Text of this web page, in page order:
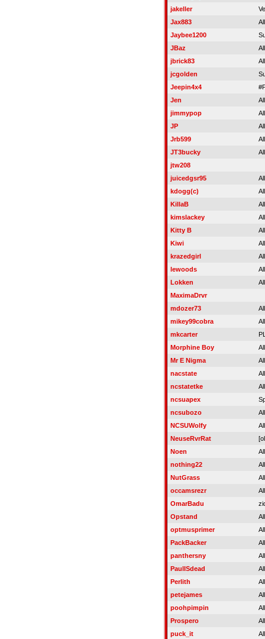
jakeller
Jax883
Jaybee1200
JBaz
jbrick83
jcgolden
Jeepin4x4
Jen
jimmypop
JP
Jrb599
JT3bucky
jtw208
juicedgsr95
kdogg(c)
KillaB
kimslackey
Kitty B
Kiwi
krazedgirl
lewoods
Lokken
MaximaDrvr
mdozer73
mikey99cobra
mkcarter
Morphine Boy
Mr E Nigma
nacstate
ncstatetke
ncsuapex
ncsubozo
NCSUWolfy
NeuseRvrRat
Noen
nothing22
NutGrass
occamsrezr
OmarBadu
Opstand
optmusprimer
PackBacker
panthersny
PaulISdead
Perlith
petejames
poohpimpin
Prospero
puck_it